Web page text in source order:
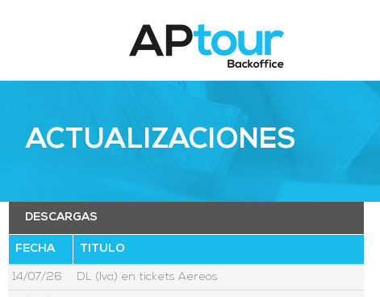
ACTUALIZACIONES
DESCARGAS
FECHA TITULO
14/07/26 DL (Iva) en tickets Aereos